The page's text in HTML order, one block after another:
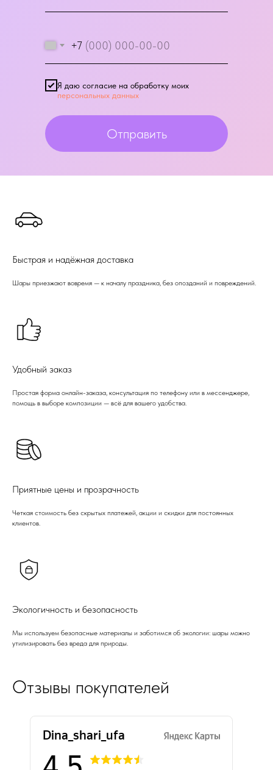
+7
Я даю согласие на обработку моих
персональных данных
Отправить
Быстрая и надёжная доставка
Шары приезжают вовремя — к началу праздника, без опозданий и повреждений.
Удобный заказ
Простая форма онлайн-заказа, консультация по телефону или в мессенджере,
помощь в выборе композиции — всё для вашего удобства.
Приятные цены и прозрачность
Четкая стоимость без скрытых платежей, акции и скидки для постоянных
клиентов.
Экологичность и безопасность
Мы используем безопасные материалы и заботимся об экологии: шары можно
утилизировать без вреда для природы.
Отзывы покупателей